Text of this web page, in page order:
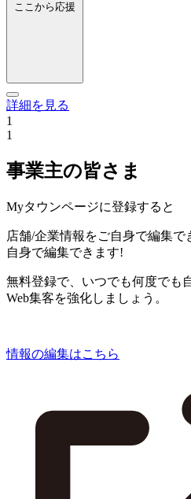
ここから応援
詳細を見る
1
1
事業主の皆さま
Myタウンページに登録すると
店舗/企業情報をご自身で編集で
自身で編集できます!
無料登録で、いつでも何度でも
Web集客を強化しましょう。
情報の編集はこちら